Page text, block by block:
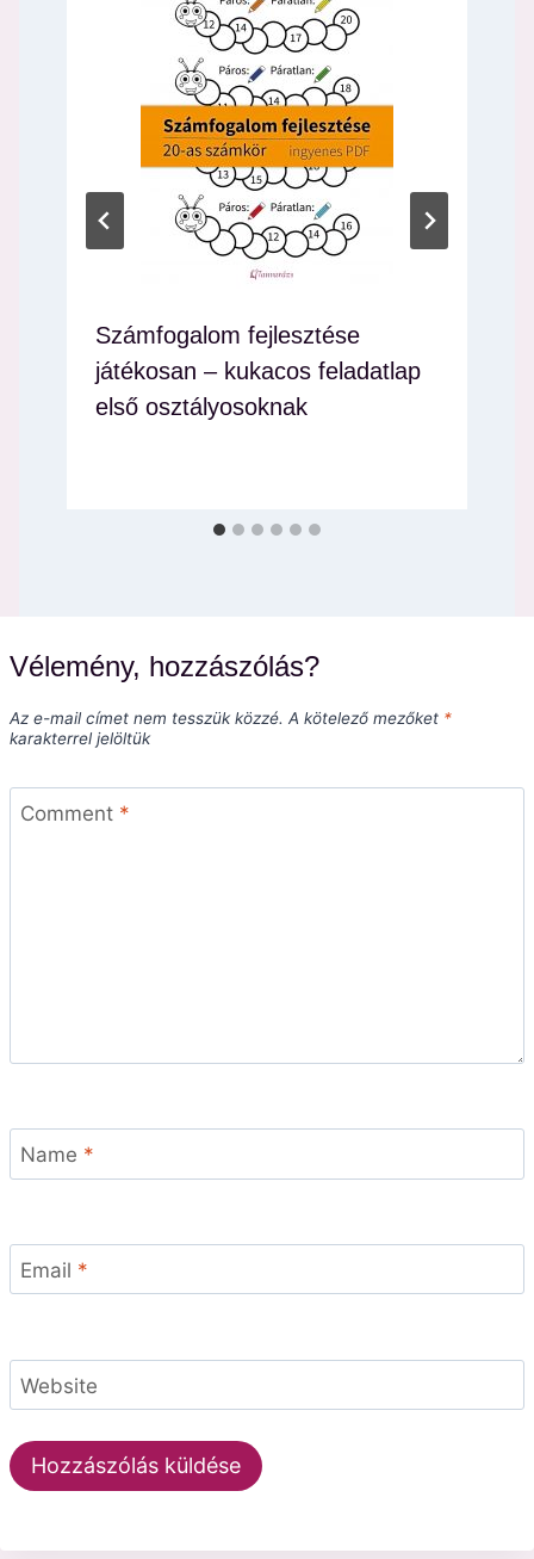
Számfogalom fejlesztése
játékosan – kukacos feladatlap
első osztályosoknak
Vélemény, hozzászólás?
Az e-mail címet nem tesszük közzé. A kötelező mezőket *
karakterrel jelöltük
Comment *
Name *
Email *
Website